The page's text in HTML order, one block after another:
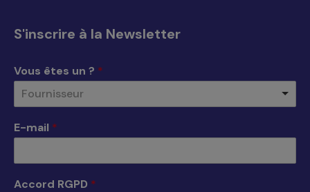
dans
nouvelle
fenêtre
dans
nouvelle
fenêtre
dans
nouvelle
fenêtre
dans
nouvelle
S'inscrire à la Newsletter
Vous êtes un ? *
Fournisseur
E-mail *
Accord RGPD *